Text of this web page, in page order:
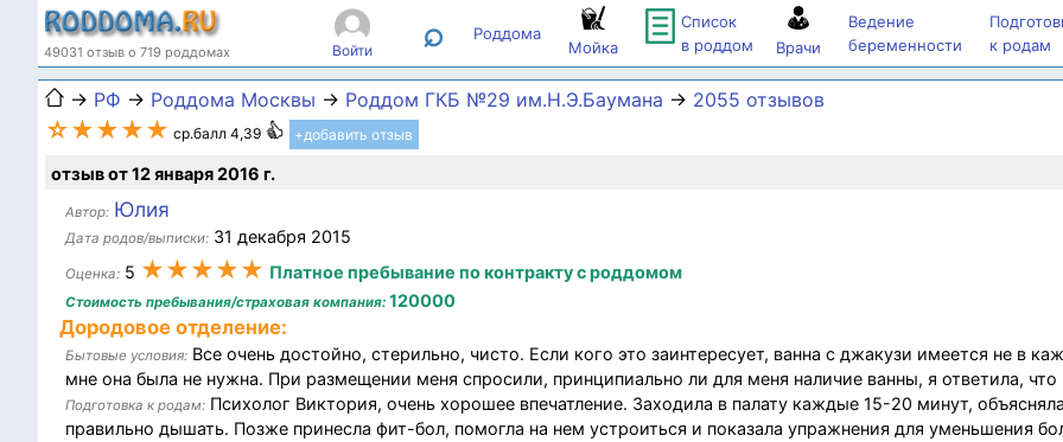
49031 отзыв о 719 роддомах Войти ⌕ Роддома
Мойка
Список
в роддом
Врачи
Ведение
беременности
к родам
→ РФ → Роддома Москвы → Роддом ГКБ №29 им.Н.Э.Баумана → 2055 отзывов
☆★★★★ ср.балл 4,39 +добавить отзыв
отзыв от 12 января 2016 г.
Автор: Юлия
Дата родов/выписки: 31 декабря 2015
Оценка: 5 ★★★★★ Платное пребывание по контракту с роддомом
Стоимость пребывания/страховая компания: 120000
Дородовое отделение:
Бытовые условия: Все очень достойно, стерильно, чисто. Если кого это заинтересует, ванна с джакузи имеется не в
мне она была не нужна. При размещении меня спросили, принципиально ли для меня наличие ванны, я ответила, что
Подготовка к родам: Психолог Виктория, очень хорошее впечатление. Заходила в палату каждые 15-20 минут,
правильно дышать. Позже принесла фит-бол, помогла на нем устроиться и показала упражнения для уменьшения